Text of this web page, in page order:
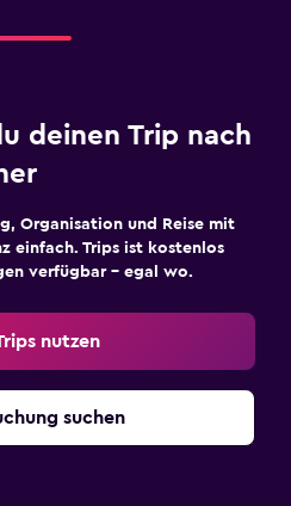
deinen Trip nach
Organisation und Reise mit
einfach. Trips ist kostenlos
verfügbar – egal wo.
nutzen
suchen